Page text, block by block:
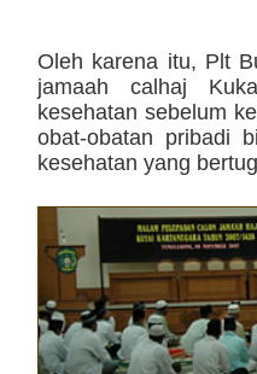
Oleh karena itu, Plt
jamaah calhaj
kesehatan sebelum
obat-obatan pribadi
kesehatan yang